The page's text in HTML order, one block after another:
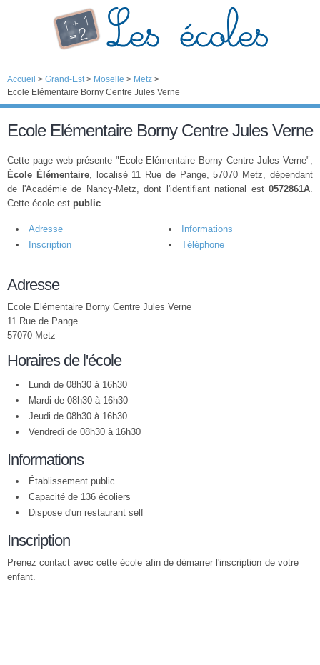
Accueil > Grand-Est> Moselle > Metz >
Ecole Elémentaire Borny Centre Jules Verne
Ecole Elémentaire Borny Centre Jules Verne
Cette page web présente "Ecole Elémentaire Borny Centre Jules Verne",
École Élémentaire, localisé 11 Rue de Pange, 57070 Metz, dépendant
de l'Académie de Nancy-Metz, dont l'identifiant national est 0572861A.
Cette école est public.
Adresse
Informations
Inscription
Téléphone
Adresse
Ecole Elémentaire Borny Centre Jules Verne
11 Rue de Pange
57070 Metz
Horaires de l'école
Lundi de 08h30 à 16h30
Mardi de 08h30 à 16h30
Jeudi de 08h30 à 16h30
Vendredi de 08h30 à 16h30
Informations
Établissement public
Capacité de 136 écoliers
Dispose d'un restaurant self
Inscription
Prenez contact avec cette école afin de démarrer l'inscription de votre
enfant.